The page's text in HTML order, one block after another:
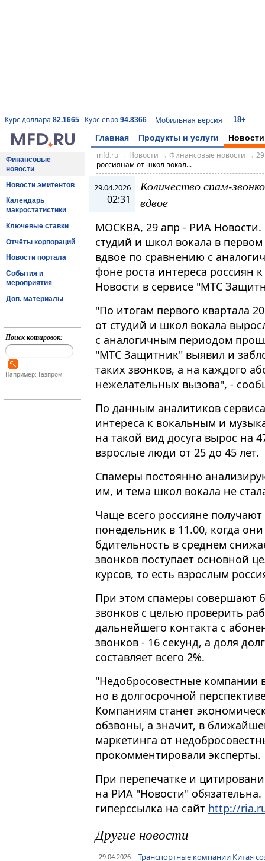
Курс доллара 82.1665 Курс евро 94.8366 Мобильная версия 18+
Главная Продукты и услуги Новости
Финансовые
новости
Новости эмитентов
Календарь
макростатистики
Ключевые ставки
Отчёты корпораций
Новости портала
События и
мероприятия
Доп. материалы
Поиск котировок:
Например: Газпром
mfd.ru→ Новости → Финансовые новости →
россиянам от школ вокал...
29.04.2026
02:31
Количество спам-
вдвое
МОСКВА, 29 апр - РИА Новости.
студий и школ вокала в
вдвое по сравнению с
фоне роста интереса россиян
Новости в сервисе "МТС
"По итогам первого квартала
от студий и школ вокала
с аналогичным периодом
"МТС Защитник" выявил и
таких звонков, а на каждого
нежелательных вызова", -
По данным аналитиков
интереса к вокальным и
на такой вид досуга вырос на
взрослые люди от 25 до 45 лет.
Спамеры постоянно
им, и тема школ вокала не
Чаще всего россияне
понедельник в 11.00, когда
бдительность в среднем
звонков поступает основной
курсов, то есть взрослым
При этом спамеры совершают
звонков с целью проверить
дальнейшего контакта с
звонков - 16 секунд, а доля
составляет всего 2%.
"Недобросовестные компании
но в долгосрочной
Компаниям станет
обзвоны, а значит, в
маркетинга от
прокомментировали эксперты.
При перепечатке и
на РИА "Новости"
гиперссылка на сайт http://
Другие новости
29.04.2026
Транспортные компании Китая